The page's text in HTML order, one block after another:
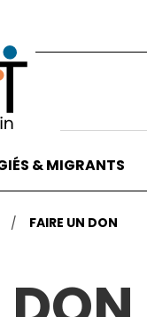
& MIGRANTS
/ FAIRE UN DON